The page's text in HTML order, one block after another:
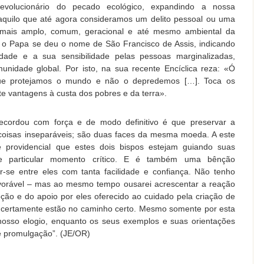
do pecado ecológico, expandindo a nossa
que até agora consideramos um delito pessoal ou uma
amplo, comum, geracional e até mesmo ambiental da
Papa se deu o nome de São Francisco de Assis, indicando
e a sua sensibilidade pelas pessoas marginalizadas,
global. Por isto, na sua recente Encíclica reza: «Ó
protejamos o mundo e não o depredemos […]. Toca os
vantagens à custa dos pobres e da terra».
com força e de modo definitivo é que preservar a
inseparáveis; são duas faces da mesma moeda. A este
que estes dois bispos estejam guiando suas
particular momento crítico. E é também uma bênção
se entre eles com tanta facilidade e confiança. Não tenho
– mas ao mesmo tempo ousarei acrescentar a reação
e do apoio por eles oferecido ao cuidado pela criação de
estão no caminho certo. Mesmo somente por esta
elogio, enquanto os seus exemplos e suas orientações
(JE/OR)